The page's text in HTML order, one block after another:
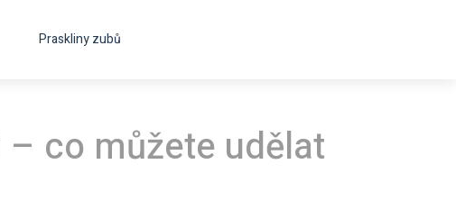
Praskliny zubů
co můžete udělat